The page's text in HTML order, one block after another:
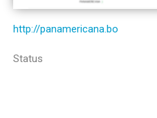
http://panamericana.bo
Status